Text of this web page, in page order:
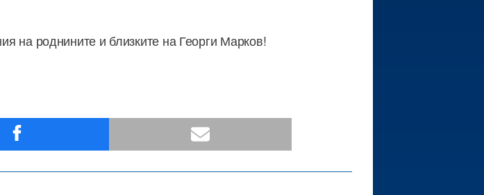
на роднините и близките на Георги Марков!